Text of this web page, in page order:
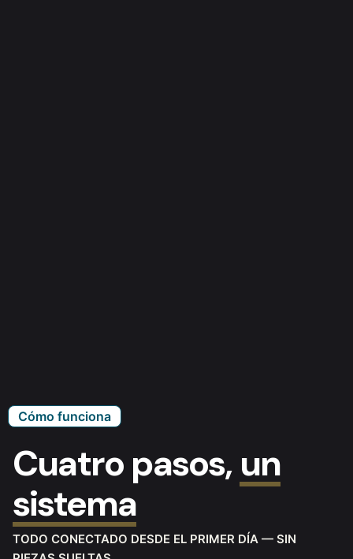
Cómo funciona
Cuatro pasos, un
sistema
TODO CONECTADO DESDE EL PRIMER DÍA — SIN